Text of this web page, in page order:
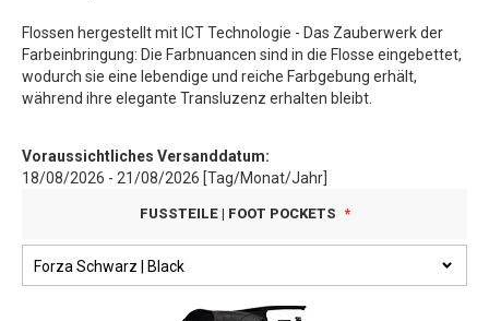
Flossen hergestellt mit ICT Technologie - Das Zauberwerk der
Farbeinbringung: Die Farbnuancen sind in die Flosse eingebettet,
wodurch sie eine lebendige und reiche Farbgebung erhält,
während ihre elegante Transluzenz erhalten bleibt.
Voraussichtliches Versanddatum:
18/08/2026 - 21/08/2026 [Tag/Monat/Jahr]
FUSSTEILE | FOOT POCKETS